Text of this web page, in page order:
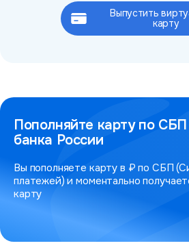
Это займёт не более
Выпустить
карту
Пополняйте карту по
банка России
Вы пополняете карту в ₽ по СБП
платежей) и моментально
карту